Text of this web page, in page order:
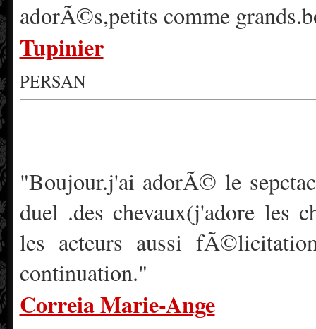
adorÃ©s,petits comme
Tupinier
PERSAN
"Boujour.j'ai adorÃ© le
duel .des chevaux(j'adore les
les acteurs aussi
continuation."
Correia Marie-Ange